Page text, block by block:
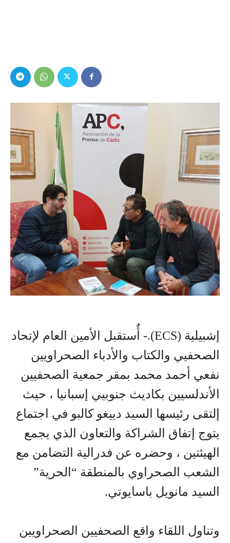
إشبيلية (ECS).- أٌستقبل الأمين العام لإتحاد
الصحفيي والكتاب والأدباء الصحراويين
نفعي أحمد محمد بمقر جمعية الصحفيين
الأندلسيين بكاديث جنوبيي إسبانيا ، حيث
إلتقى رئيسها السيد دييغو كالبو في اجتماع
يتوج إتفاق الشراكة والتعاون الذي يجمع
الهيئتين ، وحضره عن فدرالية التضامن مع
الشعب الصحراوي بالمنطقة “الحرية”
السيد مانويل باسايوتي.
وتناول اللقاء واقع الصحفيين الصحراويين